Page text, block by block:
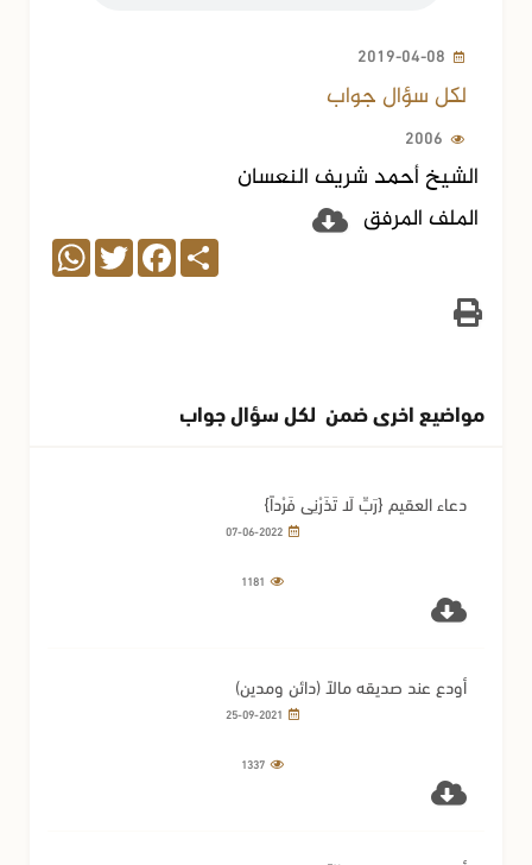
2019-04-08
لكل سؤال جواب
2006
الشيخ أحمد شريف النعسان
الملف المرفق
Share
Facebook
Twitter
WhatsApp
مواضيع اخرى ضمن لكل سؤال جواب
دعاء العقيم {رَبِّ لَا تَذَرْنِي فَرْداً}
07-06-2022
أودع عند صديقه مالاً (دائن ومدين)
1337